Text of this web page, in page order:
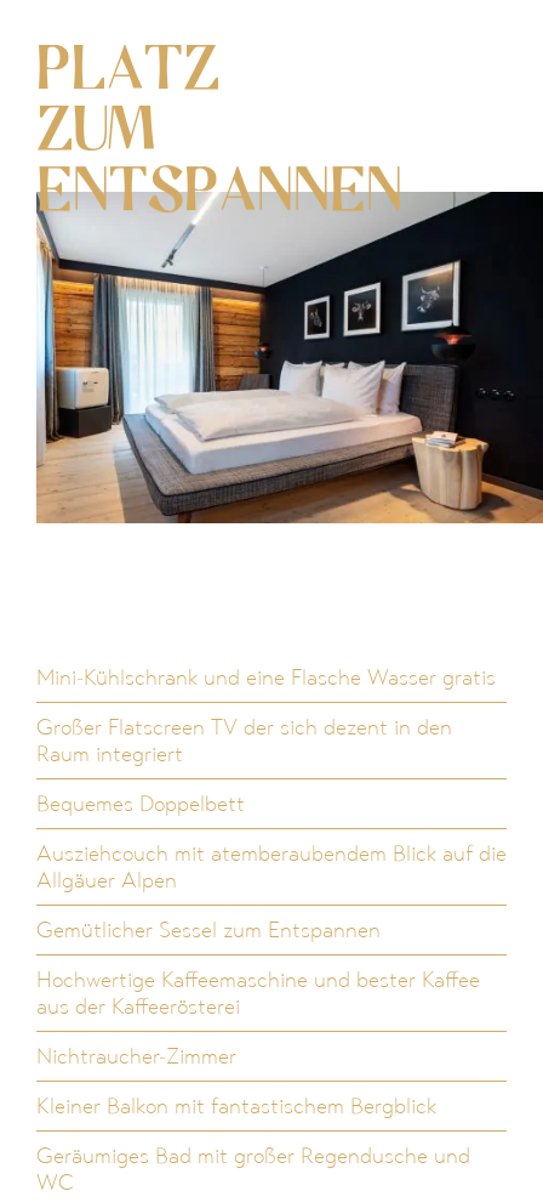
PLATZ
ZUM
ENTSPANNEN
Mini-Kühlschrank und eine Flasche Wasser gratis
Großer Flatscreen TV der sich dezent in den
Raum integriert
Bequemes Doppelbett
Ausziehcouch mit atemberaubendem Blick auf die
Allgäuer Alpen
Gemütlicher Sessel zum Entspannen
Hochwertige Kaffeemaschine und bester Kaffee
aus der Kaffeerösterei
Nichtraucher-Zimmer
Kleiner Balkon mit fantastischem Bergblick
Geräumiges Bad mit großer Regendusche und
WC